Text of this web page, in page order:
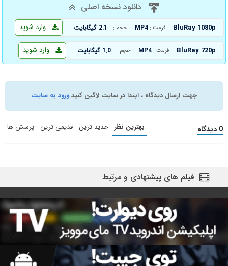
دانلود نسخه اصلی
BluRay 1080p فرمت : MP4 حجم : 2.1 گیگابایت وارد شوید
BluRay 720p فرمت : MP4 حجم : 1.0 گیگابایت وارد شوید
جهت ارسال دیدگاه ، ابتدا در سایت لاگین کنیدورود به سایت
0 دیدگاه بهترین نظر جدید ترین قدیمی ترین پرسش ها
فیلم های پیشنهادی و مرتبط